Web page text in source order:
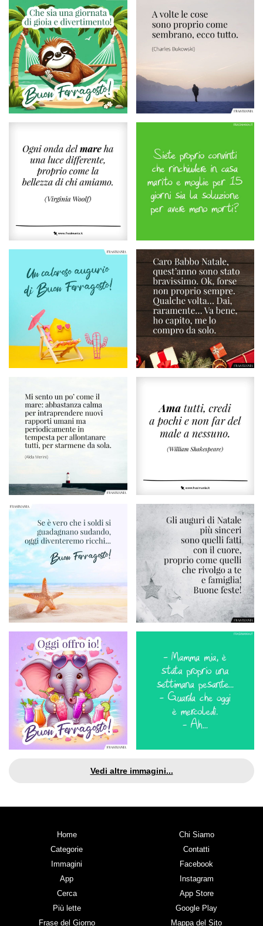
Vedi altre immagini...
Home
Categorie
Immagini
App
Cerca
Più lette
Frase del Giorno
Chi Siamo
Contatti
Facebook
Instagram
App Store
Google Play
Mappa del Sito